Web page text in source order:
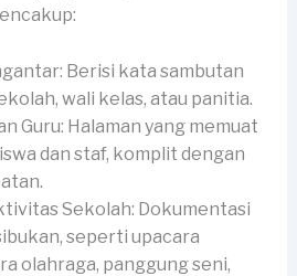
Berisi kata sambutan
wali kelas, atau panitia.
Guru: Halaman yang memuat
dan staf, komplit dengan
Sekolah: Dokumentasi
seperti upacara
olahraga, panggung seni,